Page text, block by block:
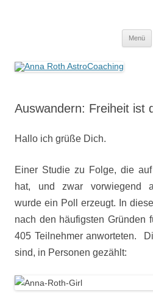
Menü
Auswandern: Freiheit ist
Hallo ich grüße Dich.
Einer Studie zu Folge, die
hat, und zwar vorwiegend
wurde ein Poll erzeugt. In
nach den häufigsten Gründen
405 Teilnehmer anworteten.
sind, in Personen gezählt: